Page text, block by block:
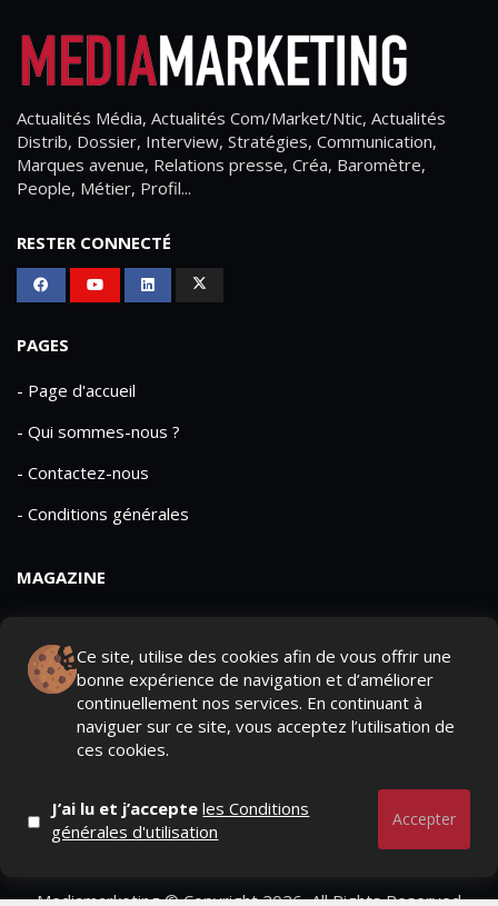
Ce site, utilise des cookies afin de vous offrir une
bonne expérience de navigation et d’améliorer
continuellement nos services. En continuant à
naviguer sur ce site, vous acceptez l’utilisation de
ces cookies.
J’ai lu et j’accepteles Conditions
générales d'utilisation
Accepter
Actualités Média, Actualités Com/Market/Ntic, Actualités
Distrib, Dossier, Interview, Stratégies, Communication,
Marques avenue, Relations presse, Créa, Baromètre,
People, Métier, Profil...
RESTER CONNECTÉ
PAGES
- Page d'accueil
- Qui sommes-nous ?
- Contactez-nous
- Conditions générales
MAGAZINE
- Lire le dernier numero
- Publicite
QUI SOMMES-NOUS ?
Mediamarketing© Copyright 2026, All Rights Reserved